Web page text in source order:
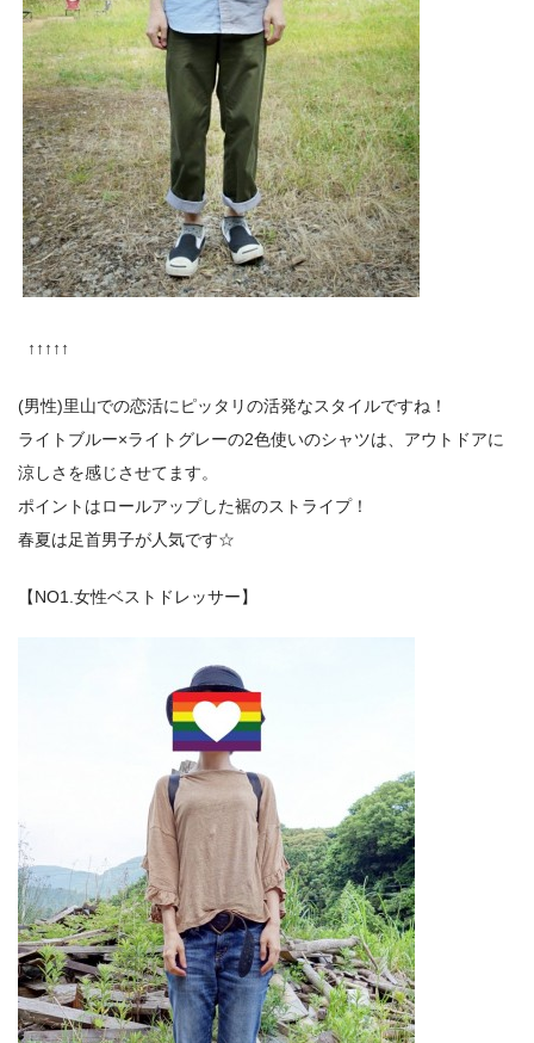
↑↑↑↑↑
(男性)里山での恋活にピッタリの活発なスタイルですね！
ライトブルー×ライトグレーの2色使いのシャツは、アウトドアに
涼しさを感じさせてます。
ポイントはロールアップした裾のストライプ！
春夏は足首男子が人気です☆
【NO1.女性ベストドレッサー】